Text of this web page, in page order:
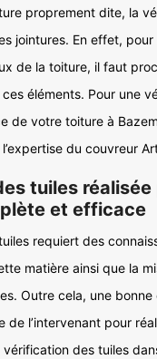
proprement dite, la
jointures. En effet, pour
de la toiture, il faut
éléments. Pour une
de votre toiture à
du couvreur
tuiles
et efficace
requiert des
matière ainsi que la
Outre cela, une bonne
de l’intervenant pour
des tuiles